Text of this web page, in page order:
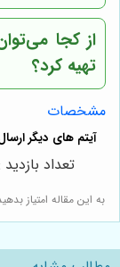
از کجا
تهیه کرد؟
مشخصات
به این مقاله امتیاز
تعداد بازدید :